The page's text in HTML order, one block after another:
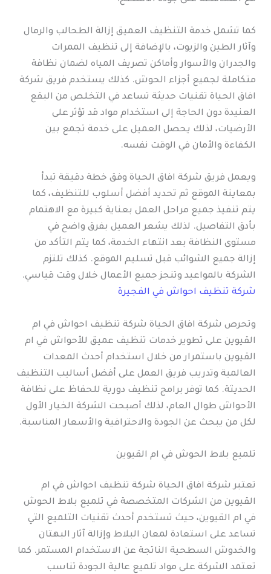
كما تشمل خدمة التنظيف العميق إزالة الطحالب والرمال
وآثار الطين والزيوت، بالإضافة إلى تنظيف الممرات
والجدران والأسوار وأماكن تصريف المياه لضمان نظافة
متكاملة لجميع أجزاء الحوش. كذلك يستخدم فريق شركة
افاق الحياة تقنيات حديثة تساعد في التخلص من البقع
العنيدة دون الحاجة إلى استخدام مواد قد تؤثر على
الأرضيات، لذلك يحصل العميل على خدمة تجمع بين
الكفاءة والأمان في الوقت نفسه.
ويعمل فريق شركة افاق الحياة وفق خطة دقيقة تبدأ
بمعاينة الموقع ثم تحديد أفضل أسلوب للتنظيف، كما
يتم تنفيذ جميع مراحل العمل بعناية كبيرة مع الاهتمام
بأدق التفاصيل. لذلك يشعر العميل بفرق واضح في
مستوى النظافة بعد انتهاء الخدمة، كما يتم التأكد من
إزالة جميع الشوائب قبل تسليم الموقع. كذلك تلتزم
الشركة بالمواعيد وتنجز جميع الأعمال خلال وقت قياسي.
شركة تنظيف احواش في الفجيرة
وتحرص شركة افاق الحياة شركة تنظيف احواش في ام
القيوين على تطوير خدمات تنظيف عميق للأحواش في ام
القيوين باستمرار من خلال استخدام أحدث المعدات
العالمية وتدريب فريق العمل على أفضل أساليب التنظيف
الحديثة. كما توفر برامج تنظيف دورية للحفاظ على نظافة
الأحواش طوال العام، لذلك أصبحت الشركة الخيار الأول
لكل من يبحث عن الجودة والاحترافية والأسعار المناسبة.
تلميع بلاط الحوش في ام القيوين
تعتبر شركة افاق الحياة شركة تنظيف احواش في ام
القيوين من الشركات المتخصصة في تلميع بلاط الحوش
في ام القيوين، حيث تستخدم أحدث تقنيات التلميع التي
تساعد على استعادة لمعان البلاط وإزالة آثار البهتان
والخدوش السطحية الناتجة عن الاستخدام المستمر. كما
تعتمد الشركة على مواد تلميع عالية الجودة تناسب